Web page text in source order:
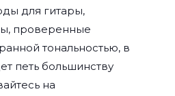
для гитары,
проверенные
тональностью, в
петь большинству
на